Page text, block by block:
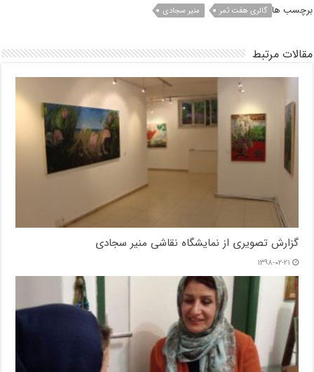
برچسب ها گالری هفت ثمر منیر سجادی
مقالات مرتبط
گزارش تصویری از نمایشگاه نقاشی منیر سجادی
۱۳۹۸-۰۲-۲۱